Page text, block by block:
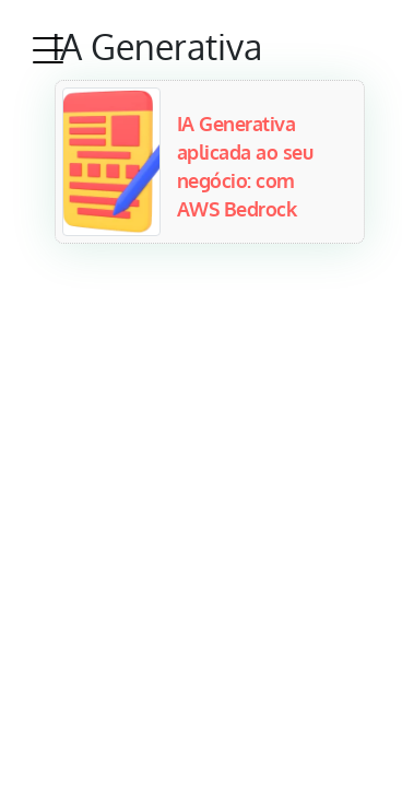
IA Generativa
IA Generativa
aplicada ao seu
negócio: com
AWS Bedrock